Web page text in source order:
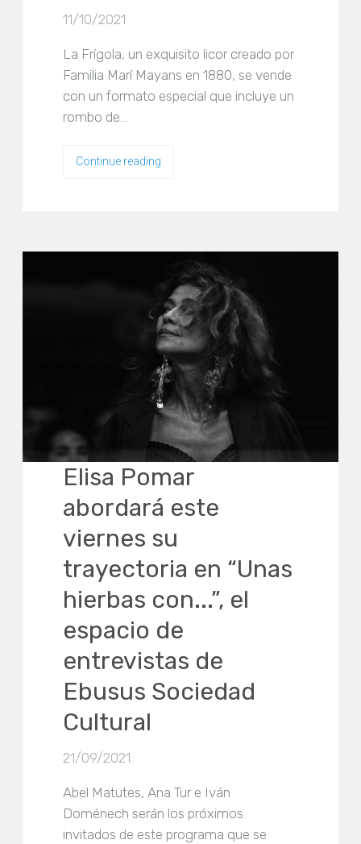
11/10/2021
La Frígola, un exquisito licor creado por
Familia Marí Mayans en 1880, se vende
con un formato especial que incluye un
rombo de…
Continue reading
Elisa Pomar
abordará este
viernes su
trayectoria en “Unas
hierbas con...”, el
espacio de
entrevistas de
Ebusus Sociedad
Cultural
21/09/2021
Abel Matutes, Ana Tur e Iván
Doménech serán los próximos
invitados de este programa que se